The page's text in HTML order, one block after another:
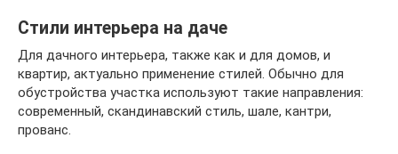
Стили интерьера на даче
Для дачного интерьера, также как и для домов, и
квартир, актуально применение стилей. Обычно для
обустройства участка используют такие направления:
современный, скандинавский стиль, шале, кантри,
прованс.